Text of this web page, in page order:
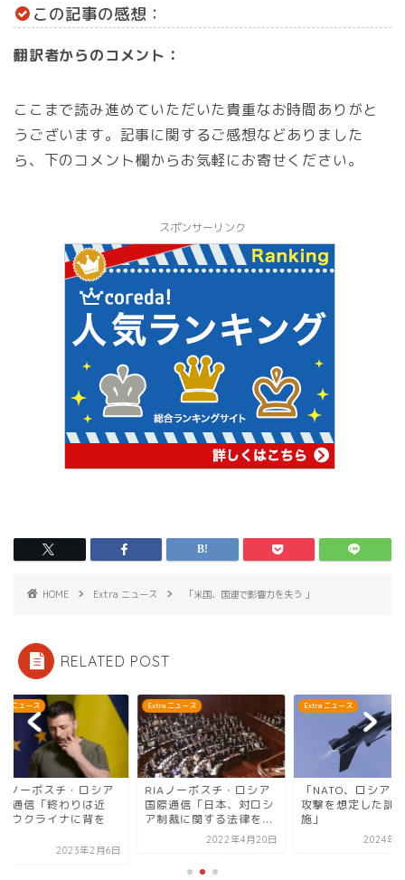
この記事の感想：
翻訳者からのコメント：
ここまで読み進めていただいた貴重なお時間ありがと
うございます。記事に関するご感想などありました
ら、下のコメント欄からお気軽にお寄せください。
スポンサーリンク
HOME Extra ニュース 「米国、国連で影響力を失う 」
RELATED POST
ニュース
ーボスチ・ロシア
通信「終わりは近
ウクライナに背を
2023年2月6日
Extra ニュース
RIAノーボスチ・ロシア
国際通信「日本、対ロシ
ア制裁に関する法律を...
2022年4月20日
Extra ニュース
「NATO、ロシアへ
攻撃を想定した訓練
施」
2024年5